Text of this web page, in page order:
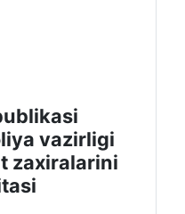
vazirligi
zаxirаlаrini